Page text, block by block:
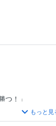
つ！」
「充実した心に